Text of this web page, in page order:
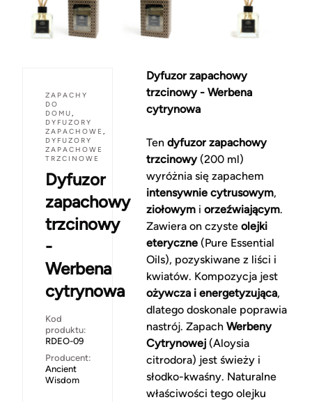
ZAPACHY
DO
DOMU,
DYFUZORY
ZAPACHOWE ,
DYFUZORY
ZAPACHOWE
TRZCINOWE
Dyfuzor
zapachowy
trzcinowy
-
Werbena
cytrynowa
Kod
produktu:
RDEO-09
Producent:
Ancient
Wisdom
Dyfuzor zapachowy
trzcinowy - Werbena
cytrynowa
Ten dyfuzor zapachowy
trzcinowy(200 ml)
wyróżnia się zapachem
intensywnie cytrusowym,
ziołowymi orzeźwiającym.
Zawiera on czyste olejki
eteryczne(Pure Essential
Oils), pozyskiwane z liści i
kwiatów. Kompozycja jest
ożywcza i energetyzująca,
dlatego doskonale poprawia
nastrój. Zapach Werbeny
Cytrynowej(Aloysia
citrodora) jest świeży i
słodko-kwaśny. Naturalne
właściwości tego olejku